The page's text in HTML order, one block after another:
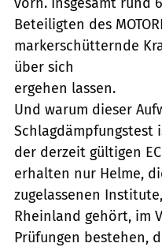
Beteiligten des
markerschütternde
über sich
ergehen lassen.
Und warum dieser
Schlagdämpfungstest
der derzeit gültigen
erhalten nur Helme,
zugelassenen
Rheinland gehört, im
Prüfungen bestehen,